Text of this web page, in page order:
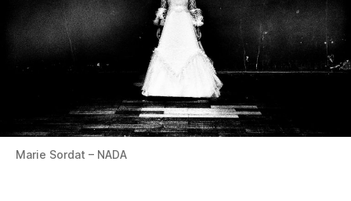
Marie Sordat – NADA